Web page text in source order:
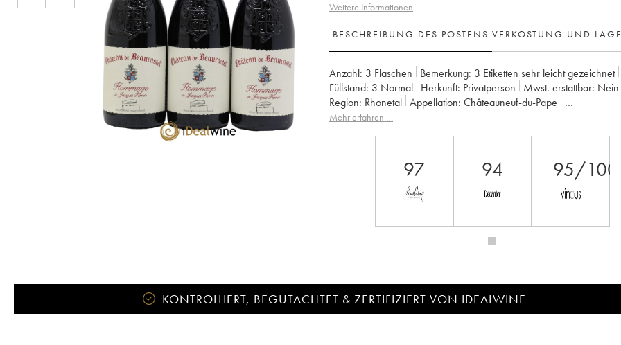
Weitere Informationen
BESCHREIBUNG DES POSTENS VERKOSTUNG UND
Anzahl: 3 Flaschen Bemerkung: 3 Etiketten sehr leicht gezeichnet
Füllstand: 3 Normal Herkunft: privatperson Mwst. erstattbar:
nein
Region:
Rhonetal Appellation:
Châteauneuf-du-Pape
Eigentümer:
Famille Perrin
Mehr erfahren …
97 94 95/100
KONTROLLIERT, BEGUTACHTET & ZERTIFIZIERT VON IDEALWINE